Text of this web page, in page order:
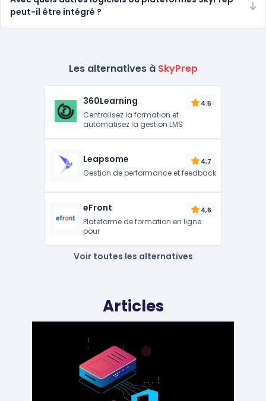
peut-il être intégré ?
Les alternatives à SkyPrep
360Learning 4.5
Centralisez la formation et
automatisez la gestion LMS
Leapsome 4,7
Gestion de performance et feedback
eFront 4,6
Plateforme de formation en ligne
pour
Voir toutes les alternatives
Articles